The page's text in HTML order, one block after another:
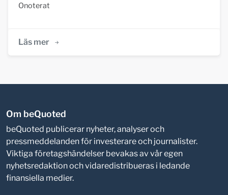
Onoterat
Läs mer
Om beQuoted
beQuoted publicerar nyheter, analyser och
pressmeddelanden för investerare och journalister.
Viktiga företagshändelser bevakas av vår egen
nyhetsredaktion och vidaredistribueras i ledande
finansiella medier.